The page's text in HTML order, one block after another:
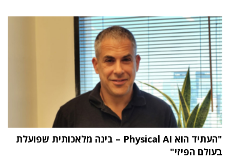
"העתיד הוא Physical AI – בינה מלאכותית שפועלת
בעולם הפיזי"